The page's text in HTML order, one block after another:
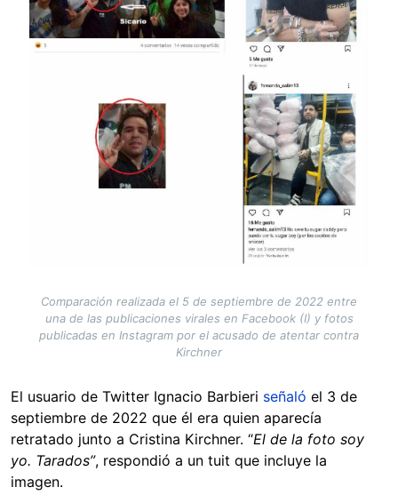
Comparación realizada el 5 de septiembre de 2022 entre
una de las publicaciones virales en Facebook (I) y fotos
publicadas en Instagram por el acusado de atentar contra
Kirchner
El usuario de Twitter Ignacio Barbieri señaló el 3 de
septiembre de 2022 que él era quien aparecía
retratado junto a Cristina Kirchner. “El de la foto soy
yo. Tarados”, respondió a un tuit que incluye la
imagen.